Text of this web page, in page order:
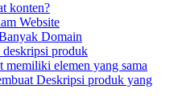
konten?
Website
Domain
produk
memiliki elemen yang sama
Deskripsi produk yang